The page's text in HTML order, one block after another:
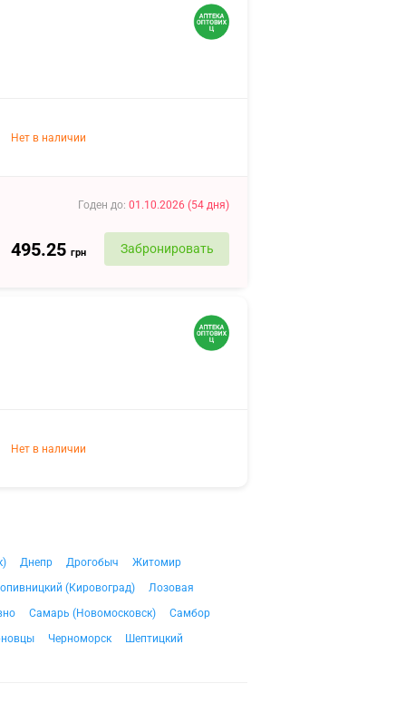
Нет в наличии
Годен до: 01.10.2026 (54 дня)
495.25 грн Забронировать
Нет в наличии
Днепр Дрогобыч
Житомир
(Кировоград)
Лозовая
Самарь (Новомосковск)
Самбор
Черноморск Шептицкий